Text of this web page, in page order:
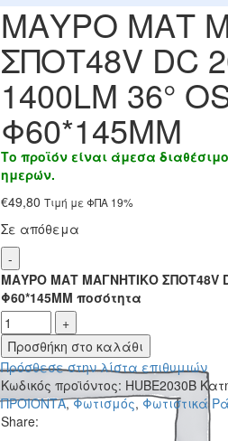
ΜΑΥΡΟ ΜΑΤ
ΣΠΟΤ48V DC
1400LM 36°
Φ60*145MM
Το προϊόν είναι άμεσα
ημερών.
€49,80 Τιμή με ΦΠΑ 19%
Σε απόθεμα
ΜΑΥΡΟ ΜΑΤ ΜΑΓΝΗΤΙΚΟ ΣΠΟΤ48V
Φ60*145MM ποσότητα
Προσθήκη στο καλάθι
Πρόσθεσε στην λίστα επιθυμιών
Κωδικός προϊόντος: HUBE2030B
ΠΡΟΪΟΝΤΑ, Φωτισμός, Φωτιστικά
Share: